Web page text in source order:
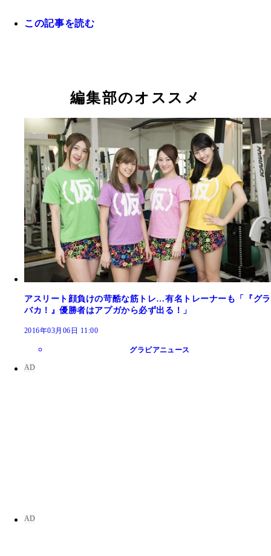
この記事を読む
編集部のオススメ
アスリート顔負けの苛酷な筋トレ…有名トレーナーも「『グラ
バカ！』優勝者はアプガから必ず出る！」
2016年03月06日 11:00
グラビアニュース